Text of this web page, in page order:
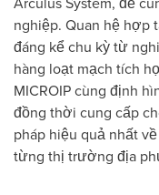
nghiệp. Quan hệ hợp
đáng kể chu kỳ từ
hàng loạt mạch tích
MICROIP cùng định
đồng thời cung cấp
pháp hiệu quả nhất
từng thị trường địa